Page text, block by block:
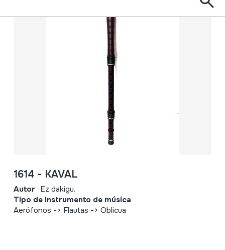
1614 - KAVAL
Autor Ez dakigu.
Tipo de Instrumento de música
Aerófonos -> Flautas -> Oblicua